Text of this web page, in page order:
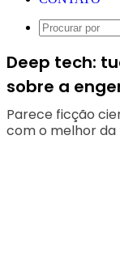
Deep tech:
sobre a
Parece ficção
com o melhor